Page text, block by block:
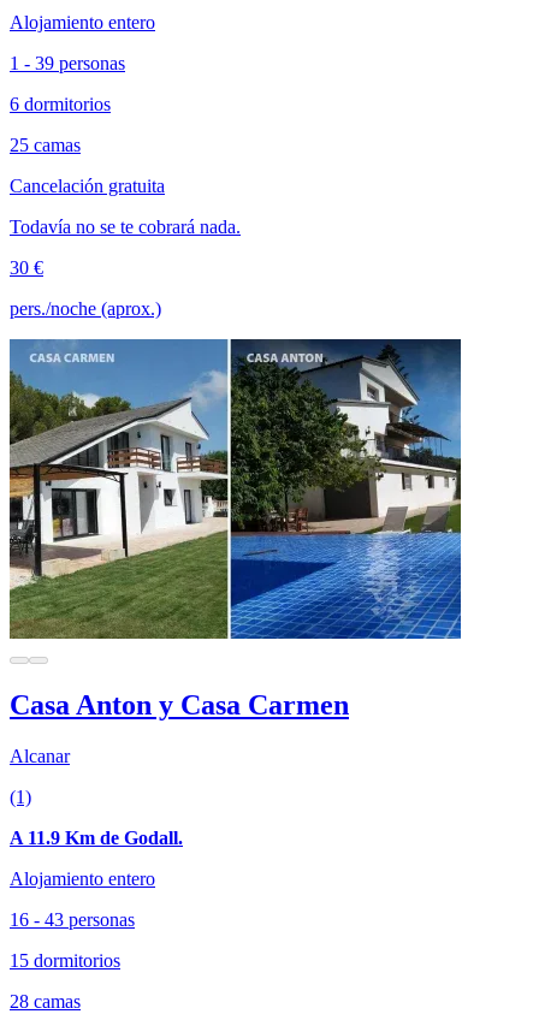
Alojamiento entero
1 - 39 personas
6 dormitorios
25 camas
Cancelación gratuita
Todavía no se te cobrará nada.
30 €
pers./noche (aprox.)
Casa Anton y Casa Carmen
Alcanar
(1)
A 11.9 Km de Godall.
Alojamiento entero
16 - 43 personas
15 dormitorios
28 camas